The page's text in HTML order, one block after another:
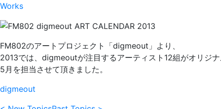
Works
FM802のアートプロジェクト「digmeout」より、
2013では、digmeoutが注目するアーティスト12組がオリジ
5月を担当させて頂きました。
digmeout